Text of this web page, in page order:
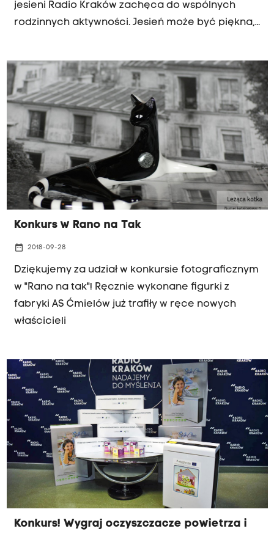
jesieni Radio Kraków zachęca do wspólnych
rodzinnych aktywności. Jesień może być piękna,
Konkurs w Rano na Tak
date_range 2018-09-28
Dziękujemy za udział w konkursie fotograficznym
w "Rano na tak"! Ręcznie wykonane figurki z
fabryki AS Ćmielów już trafiły w ręce nowych
właścicieli
Konkurs! Wygraj oczyszczacze powietrza i